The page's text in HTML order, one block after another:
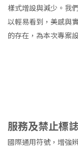
樣式增設與減少。我
以輕易看到，美感與
的存在，為本次專案
服務及禁止標
國際通用符號，增強